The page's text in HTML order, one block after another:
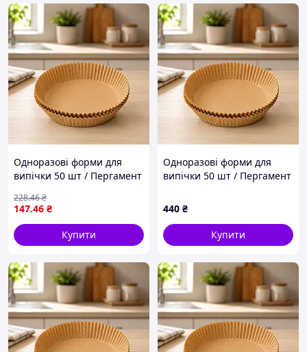
Одноразові форми для
випічки 50 шт / Пергамент
Паперові вкладиші для
аерофритюрниці
147.46 ₴
228.46₴
Купити
Одноразові форми для
випічки 50 шт / Пергамент
Паперові вкладиші для
аерофритюрниці
440 ₴
Купити